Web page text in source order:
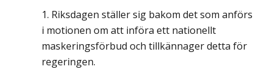
Riksdagen ställer sig bakom det som anförs
i motionen om att införa ett nationellt
maskeringsförbud och tillkännager detta för
regeringen.